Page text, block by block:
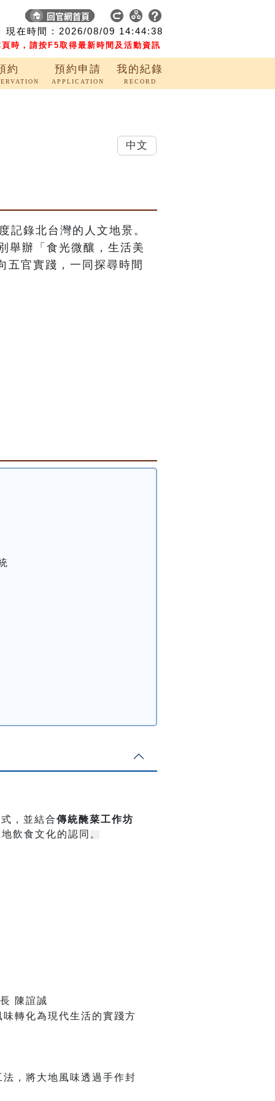
現在時間 : 2026/08/09 14:44:39
時，請按F5取得最新時間及活動資訊
約 預約申請
APPLICATION
我的紀錄
RECORD
記錄北台灣的人文地景。
舉辦「食光微釀，生活美
五官實踐，一同探尋時間
，並結合傳統醃菜工作坊
飲食文化的認同 。
陳誼誠
轉化為現代生活的實踐方
，將大地風味透過手作封